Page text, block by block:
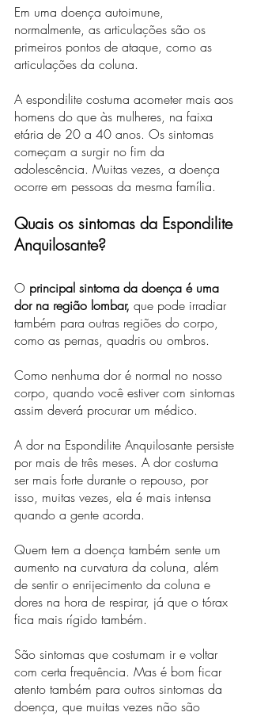
Em uma doença autoimune,
normalmente, as articulações são os
primeiros pontos de ataque, como as
articulações da coluna.
A espondilite costuma acometer mais aos
homens do que às mulheres, na faixa
etária de 20 a 40 anos. Os sintomas
começam a surgir no fim da
adolescência. Muitas vezes, a doença
ocorre em pessoas da mesma família.
Quais os sintomas da Espondilite
Anquilosante?
O principal sintoma da doença é uma
dor na região lombar, que pode irradiar
também para outras regiões do corpo,
como as pernas, quadris ou ombros.
Como nenhuma dor é normal no nosso
corpo, quando você estiver com sintomas
assim deverá procurar um médico.
A dor na Espondilite Anquilosante persiste
por mais de três meses. A dor costuma
ser mais forte durante o repouso, por
isso, muitas vezes, ela é mais intensa
quando a gente acorda.
Quem tem a doença também sente um
aumento na curvatura da coluna, além
de sentir o enrijecimento da coluna e
dores na hora de respirar, já que o tórax
fica mais rígido também.
São sintomas que costumam ir e voltar
com certa frequência. Mas é bom ficar
atento também para outros sintomas da
doença, que muitas vezes não são